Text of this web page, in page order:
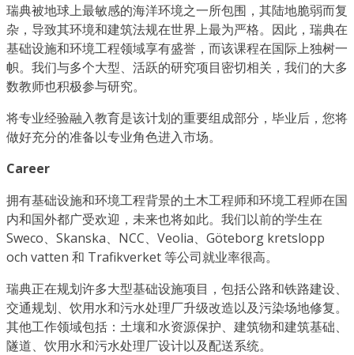
瑞典被地球上最敏感的海洋环境之一所包围，其陆地脆弱而复
杂，导致其环境和建筑法规在世界上最为严格。因此，瑞典在
基础设施和环境工程领域享有盛誉，而该课程在国际上独树一
帜。我们与多个大型、活跃的研究项目密切相关，我们的大多
数教师也积极参与研究。
将专业经验融入教育是该计划的重要组成部分，毕业后，您将
做好充分的准备以专业角色进入市场。
Career
拥有基础设施和环境工程背景的土木工程师和环境工程师在国
内和国外都广受欢迎，未来也将如此。我们以前的学生在
Sweco、Skanska、NCC、Veolia、Göteborg kretslopp
och vatten 和 Trafikverket 等公司就业率很高。
瑞典正在规划许多大型基础设施项目，包括公路和铁路建设、
交通规划、饮用水和污水处理厂升级改造以及污染场地修复。
其他工作领域包括：土壤和水资源保护、建筑物和建筑基础、
隧道、饮用水和污水处理厂设计以及配送系统。